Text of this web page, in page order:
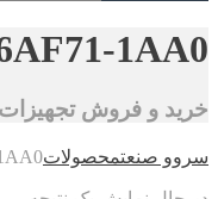
1AA0
خرید و فروش
سروو صنعتمحصولات